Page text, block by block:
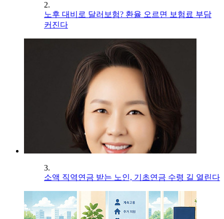
2.
노후 대비로 달러보험? 환율 오르면 보험료 부담
커진다
3.
소액 직역연금 받는 노인, 기초연금 수령 길 열린다